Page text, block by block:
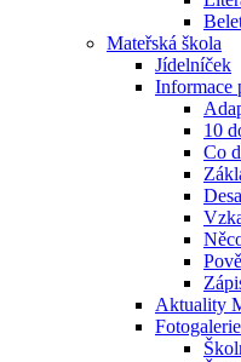
Mateřská škola
Jídelníček
Informace
10
Co
Aktuality